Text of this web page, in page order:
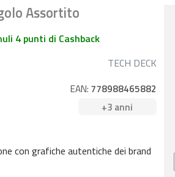
Assortito
4 punti di Cashback
TECH DECK
EAN: 778988465882
+3 anni
con grafiche autentiche dei brand